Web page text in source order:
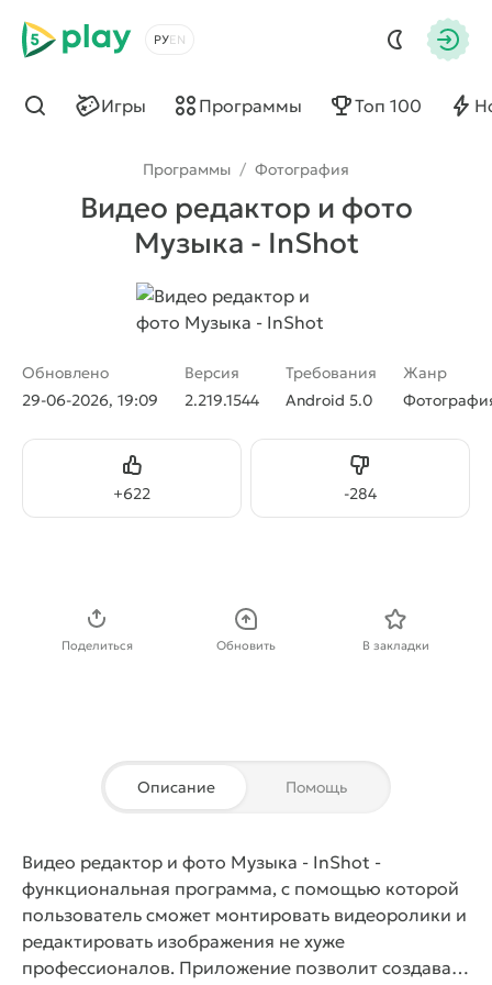
5play
Выбрать язык
Игры Программы Топ 100
Найти
Программы / Фотография
Видео редактор и фото
Музыка - InShot
Обновлено
29-06-2026, 19:09
Версия
2.219.1544
Требования
Android 5.0
Жанр
+622
Нравится -284
Не нравится
Поделиться Обновить В закладки
Описание Помощь
Видео редактор и фото Музыка - InShot -
функциональная программа, с помощью которой
пользователь сможет монтировать видеоролики и
редактировать изображения не хуже
профессионалов. Приложение позволит создавать